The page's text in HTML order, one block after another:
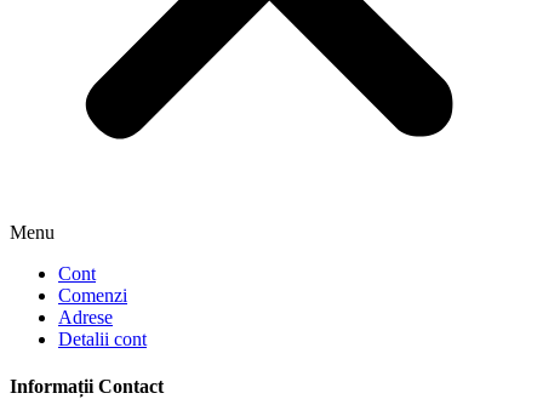
Menu
Cont
Comenzi
Adrese
Detalii cont
Informații Contact